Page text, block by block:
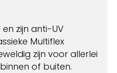
en zijn anti-UV
Multiflex
zijn voor allerlei
of buiten.